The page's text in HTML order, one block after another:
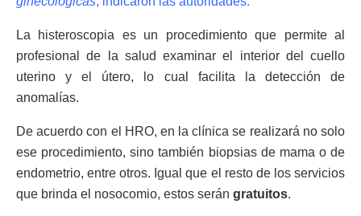
La histeroscopia es un procedimiento que permite al
profesional de la salud examinar el interior del cuello
uterino y el útero, lo cual facilita la detección de
anomalías.
De acuerdo con el HRO, en la clínica se realizará no solo
ese procedimiento, sino también biopsias de mama o de
endometrio, entre otros. Igual que el resto de los servicios
que brinda el nosocomio, estos serán gratuitos.